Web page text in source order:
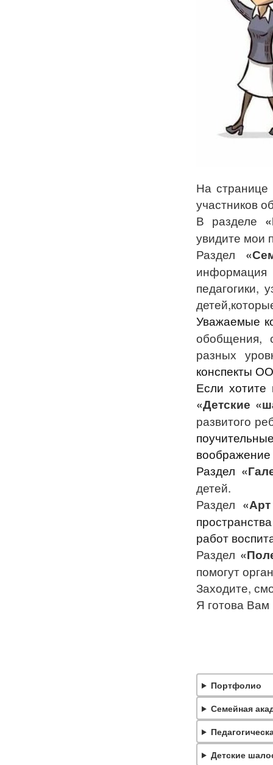
На странице
участников
В разделе
увидите мои
Раздел
педагогики,
Уважаемые
обобщения,
разных
конспекты
Если
«Детские
развитого
воображение
Раздел
детей.
Раздел
работ
Раздел
помогут
Заходите,
Я готова Вам
Портфолио
Семейная
Детские